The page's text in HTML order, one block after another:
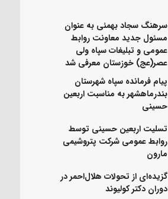
سرهنگ سجاد بهمئی به عنوان
مسئول جدید معاونت روابط
عمومی و تبلیغات سپاه ولی
عصر(عج) خوزستان معرفی شد
پیام فرمانده سپاه شهرستان
بندرماهشهر به مناسبت اربعین
حسینی
تسلیت اربعین حسینی توسط
روابط عمومی شرکت پتروشیمی
مارون
گزیده‌ای از تحولات هلال‌احمر در
دوران دکتر کولیوند